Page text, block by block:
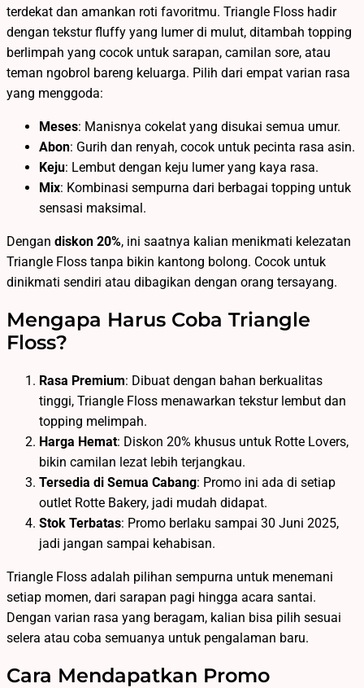
terdekat dan amankan roti favoritmu. Triangle Floss hadir
dengan tekstur fluffy yang lumer di mulut, ditambah topping
berlimpah yang cocok untuk sarapan, camilan sore, atau
teman ngobrol bareng keluarga. Pilih dari empat varian rasa
yang menggoda:
Meses: Manisnya cokelat yang disukai semua umur.
Abon: Gurih dan renyah, cocok untuk pecinta rasa asin.
Keju: Lembut dengan keju lumer yang kaya rasa.
Mix: Kombinasi sempurna dari berbagai topping untuk
sensasi maksimal.
Dengan diskon 20%, ini saatnya kalian menikmati kelezatan
Triangle Floss tanpa bikin kantong bolong. Cocok untuk
dinikmati sendiri atau dibagikan dengan orang tersayang.
Mengapa Harus Coba Triangle
Floss?
Rasa Premium: Dibuat dengan bahan berkualitas
tinggi, Triangle Floss menawarkan tekstur lembut dan
topping melimpah.
Harga Hemat: Diskon 20% khusus untuk Rotte Lovers,
bikin camilan lezat lebih terjangkau.
Tersedia di Semua Cabang: Promo ini ada di setiap
outlet Rotte Bakery, jadi mudah didapat.
Stok Terbatas: Promo berlaku sampai 30 Juni 2025,
jadi jangan sampai kehabisan.
Triangle Floss adalah pilihan sempurna untuk menemani
setiap momen, dari sarapan pagi hingga acara santai.
Dengan varian rasa yang beragam, kalian bisa pilih sesuai
selera atau coba semuanya untuk pengalaman baru.
Cara Mendapatkan Promo